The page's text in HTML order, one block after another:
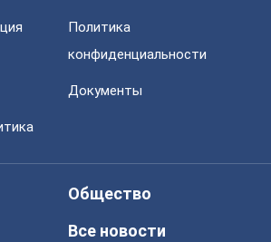
Политика
конфиденциальности
Документы
Общество
Все новости